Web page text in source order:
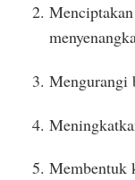
Mengurangi
Membentuk